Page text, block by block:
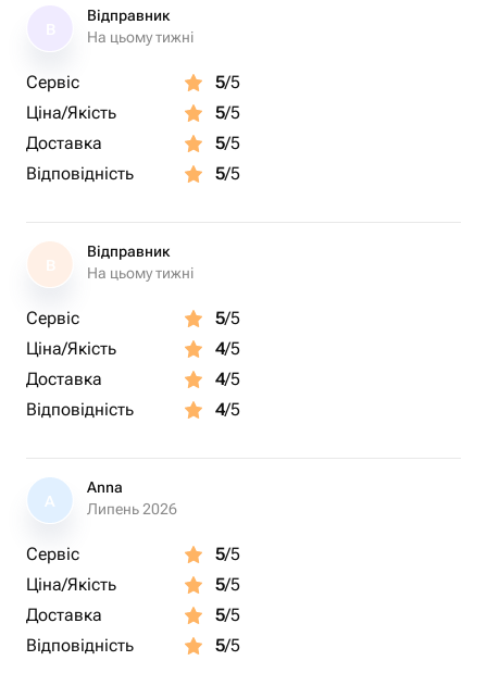
Відправник
На цьому тижні
Сервіс 5/5
Ціна/Якість
5/5
Доставка
5/5
Відповідність
5/5
В
Відправник
На цьому тижні
Сервіс 5/5
Ціна/Якість
4/5
Доставка
4/5
Відповідність
4/5
A
Anna
Липень 2026
Сервіс 5/5
Ціна/Якість
5/5
Доставка
5/5
Відповідність
5/5